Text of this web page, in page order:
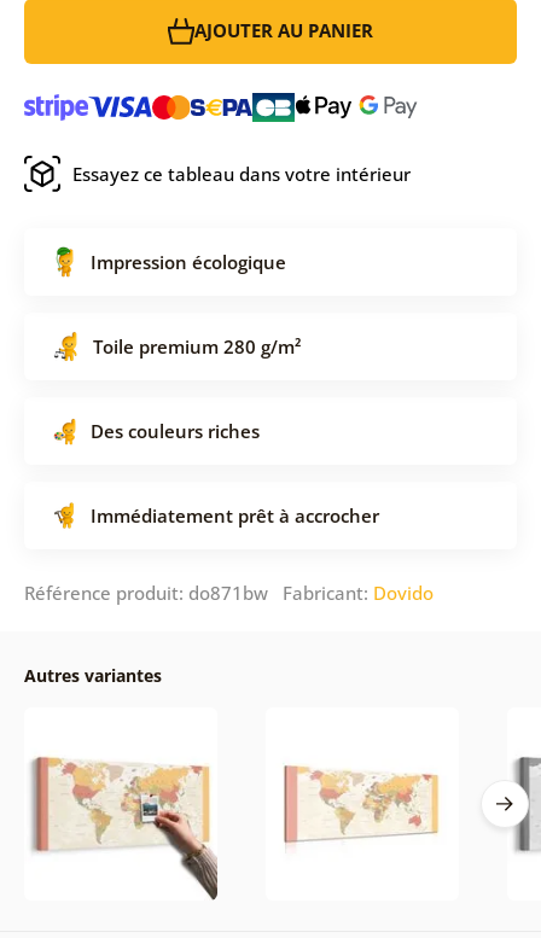
AJOUTER AU PANIER
Essayez ce tableau dans votre intérieur
Impression écologique
Toile premium 280 g/m²
Des couleurs riches
Immédiatement prêt à accrocher
Référence produit: do871bw Fabricant: Dovido
Autres variantes